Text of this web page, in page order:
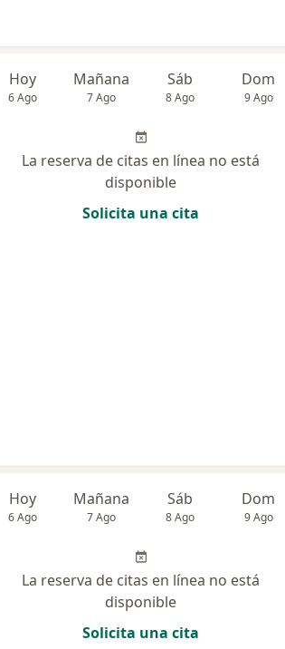
Hoy
6 Ago
Mañana
7 Ago
Sáb
8 Ago
Dom
9 Ago
La reserva de citas en línea no está
disponible
Solicita una cita
Hoy
6 Ago
Mañana
7 Ago
Sáb
8 Ago
Dom
9 Ago
La reserva de citas en línea no está
disponible
Solicita una cita